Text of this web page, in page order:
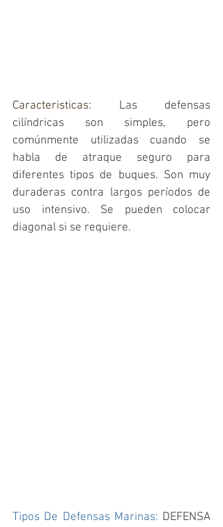
Caracteristicas: Las defensas
cilíndricas son simples, pero
comúnmente utilizadas cuando se
habla de atraque seguro para
diferentes tipos de buques. Son muy
duraderas contra largos períodos de
uso intensivo. Se pueden colocar
diagonal si se requiere.
Tipos De Defensas Marinas: DEFENSA